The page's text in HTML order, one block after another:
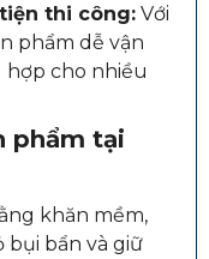
thi công: Với
phẩm dễ vận
hợp cho nhiều
phẩm tại
khăn mềm,
bụi bẩn và giữ